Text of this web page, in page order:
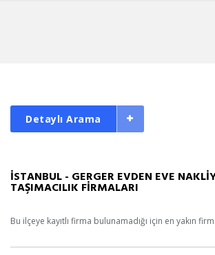
Detaylı Arama
İSTANBUL - GERGER EVDEN EVE
TAŞIMACILIK FİRMALARI
Bu ilçeye kayıtlı firma bulunamadığı için en yakın